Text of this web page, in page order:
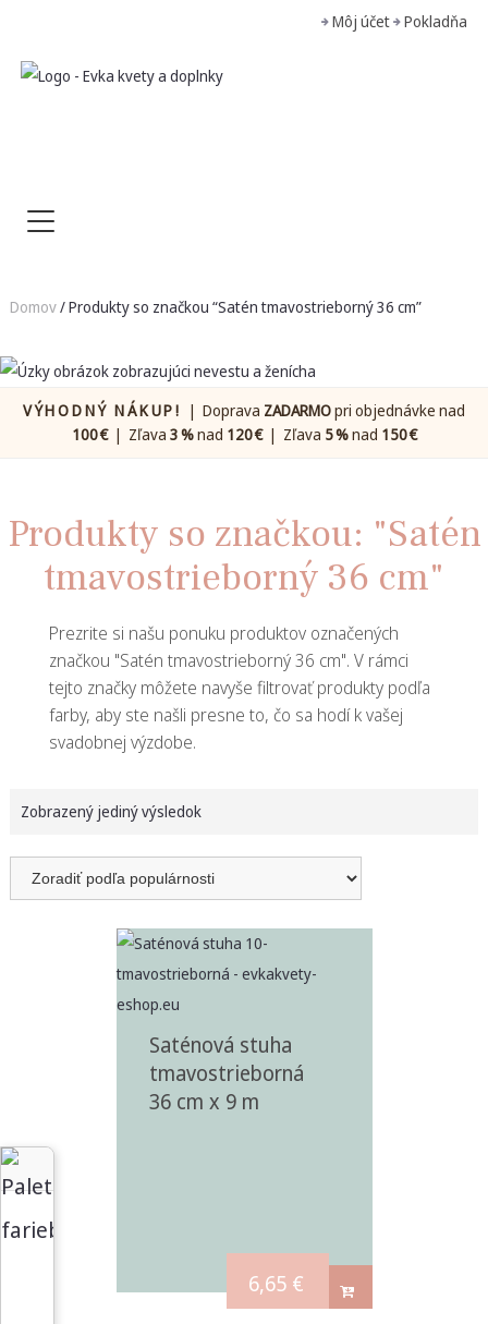
Môj účet Pokladňa
Domov/ Produkty so značkou “Satén tmavostrieborný 36 cm”
VÝHODNÝ NÁKUP! | Doprava ZADARMOpri objednávke nad
100 €| Zľava 3 %nad 120 €| Zľava 5 %nad 150 €
Produkty so značkou: "Satén
tmavostrieborný 36 cm"
Prezrite si našu ponuku produktov označených
značkou "Satén tmavostrieborný 36 cm". V rámci
tejto značky môžete navyše filtrovať produkty podľa
farby, aby ste našli presne to, čo sa hodí k vašej
svadobnej výzdobe.
Zobrazený jediný výsledok
Saténová stuha
tmavostrieborná
36 cm x 9 m
6,65 €